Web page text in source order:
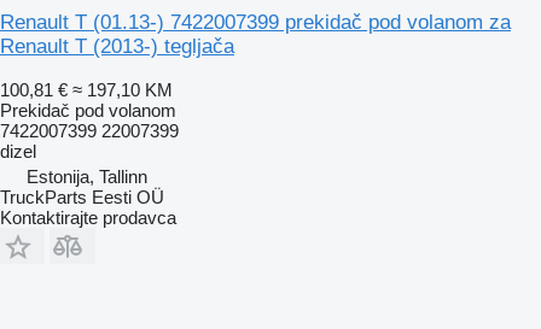
Renault T (01.13-) 7422007399 prekidač pod volanom za
Renault T (2013-) tegljača
100,81 € ≈ 197,10 KM
Prekidač pod volanom
7422007399 22007399
dizel
Estonija, Tallinn
TruckParts Eesti OÜ
Kontaktirajte prodavca